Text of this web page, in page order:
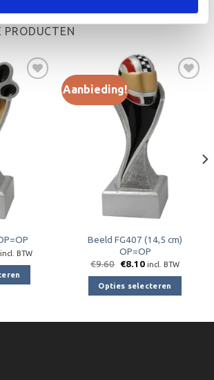
PRODUCTEN
Toevoegen
Prijsklasse:
incl. BTW
Aanbieding!
Toevoegen
verlanglijst
Beeld FG407 (14,5 cm)
OP=OP
€9.60 Oorspronkelijke
was:
€9.60.
€8.10Huidige
is:
€8.10.
incl. BTW
Opties selecteren